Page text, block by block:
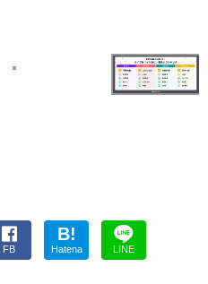
FB
B!
Hatena LINE